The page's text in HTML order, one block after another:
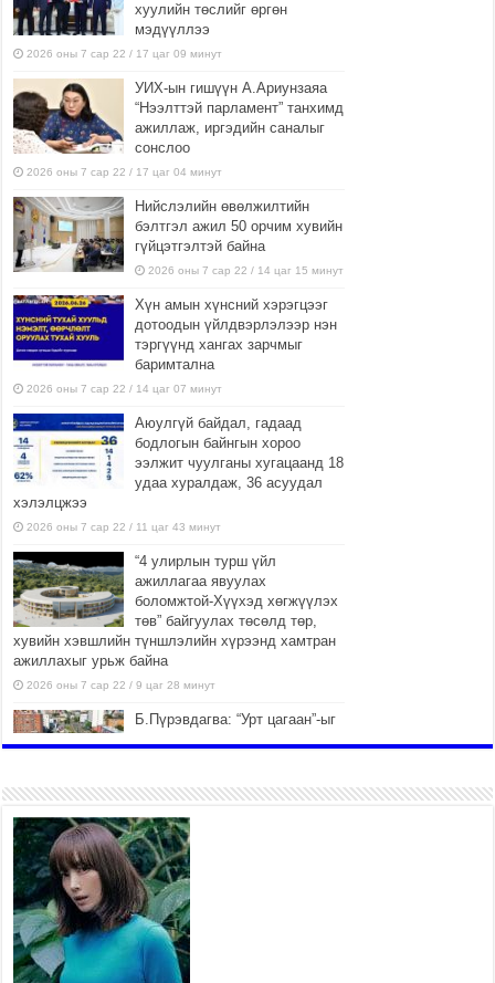
хуулийн төслийг өргөн
мэдүүллээ
2026 оны 7 сар 22 / 17 цаг 09 минут
УИХ-ын гишүүн А.Ариунзаяа
“Нээлттэй парламент” танхимд
ажиллаж, иргэдийн саналыг
сонслоо
2026 оны 7 сар 22 / 17 цаг 04 минут
Нийслэлийн өвөлжилтийн
бэлтгэл ажил 50 орчим хувийн
гүйцэтгэлтэй байна
2026 оны 7 сар 22 / 14 цаг 15 минут
Хүн амын хүнсний хэрэгцээг
дотоодын үйлдвэрлэлээр нэн
тэргүүнд хангах зарчмыг
баримтална
2026 оны 7 сар 22 / 14 цаг 07 минут
Аюулгүй байдал, гадаад
бодлогын байнгын хороо
ээлжит чуулганы хугацаанд 18
удаа хуралдаж, 36 асуудал
хэлэлцжээ
2026 оны 7 сар 22 / 11 цаг 43 минут
“4 улирлын турш үйл
ажиллагаа явуулах
боломжтой-Хүүхэд хөгжүүлэх
төв” байгуулах төсөлд төр,
хувийн хэвшлийн түншлэлийн хүрээнд хамтран
ажиллахыг урьж байна
2026 оны 7 сар 22 / 9 цаг 28 минут
Б.Пүрэвдагва: “Урт цагаан”-ыг
2026 оны 7 сар 21 / 16 цаг 47 минут
Тусгай замын автобус /BRT/
төслийн удирдах хорооны
ээлжит хуралдаан боллоо
2026 оны 7 сар 21 / 16 цаг 43 минут
Ерөнхий сайд Н.Учрал БНХАУ-
аас Монгол Улсад суугаа
Элчин сайд Шэнь